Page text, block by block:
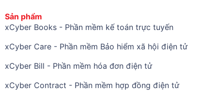
Sản phẩm
xCyber Books - Phần mềm kế toán trực tuyến
xCyber Care - Phần mềm Bảo hiểm xã hội điện tử
xCyber Bill - Phần mềm hóa đơn điện tử
xCyber Contract - Phần mềm hợp đồng điện tử